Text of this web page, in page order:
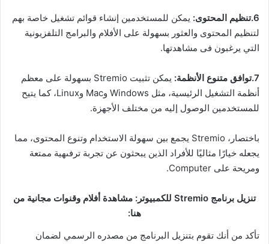
6.تنظيم المحتوى:
يمكن للمستخدمين إنشاء قوائم تشغيل خاصة بهم
لتنظيم المحتوى والعثور بسهولة على الأفلام والبرامج التلفزيونية
التي يرغبون فى مشاهدتها.
7.توافق متنوع الأنظمة:
يمكن تثبيت Stremio بسهولة على معظم
أنظمة التشغيل الرئيسية، مثل Windows وMac وLinux، كما يتيح
للمستخدمين الوصول إليه من مختلف الأجهزة.
باختصار، Stremio يجمع بين سهولة الاستخدام وتنوع المحتوى، مما
يجعله خيارًا مثاليًا للأفراد الذين يبحثون عن تجربة ترفىهية ممتعة
ومريحة على Computer.
تنزيل برنامج Stremio للكمبيوتر: مشاهدة أفلام وقنوات مجانية من
هنا:
تأكد من أنك تقوم بتنزيل البرنامج من مصدره الرسمي لضمان